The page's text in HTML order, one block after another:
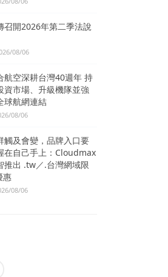
召開2026年第二季法說
08/06
航空深耕台灣40週年 持
資市場、升級機隊並強
球航網連結
08/06
觸及會變，品牌入口要
在自己手上：Cloudmax
推出 .tw／.台灣網域限
惠
08/06